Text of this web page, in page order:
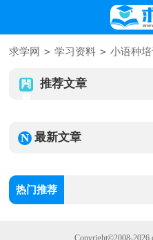
求学网 > 学习资料 > 小语种培
推荐文章
最新文章
热门推荐